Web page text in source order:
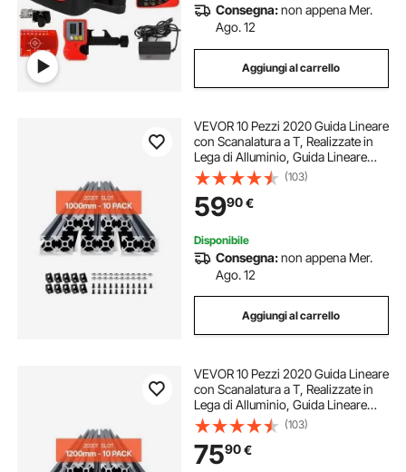
Consegna:non appena Mer.
Ago. 12
Aggiungi al carrello
VEVOR 10 Pezzi 2020 Guida Lineare
con Scanalatura a T, Realizzate in
Lega di Alluminio, Guida Lineare
Anodizzata Estruso ad Alta
Resistenza per Stampante,
Incisione Laser, Nero 1000 mm
(103)
5990€
Disponibile
Consegna:non appena Mer.
Ago. 12
Aggiungi al carrello
VEVOR 10 Pezzi 2020 Guida Lineare
con Scanalatura a T, Realizzate in
Lega di Alluminio, Guida Lineare
Anodizzata Estruso ad Alta
Resistenza per Stampante,
Incisione Laser, Nero 1200 mm
(103)
7590€